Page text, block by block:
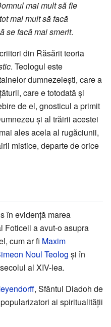
mai mult să fie
mai mult să facă
se facă mai smerit.
din Răsărit teoria
. Teologul este
dumnezeiești, care a
care e totodată și
de el, gnosticul a primit
și al trăirii acestei
ales acela al rugăciunii,
mistice, departe de orice
în evidență marea
Foticeii a avut-o asupra
cum ar fi Maxim
Noul Teolog și în
al XIV-lea.
, Sfântul Diadoh de
ai spiritualității